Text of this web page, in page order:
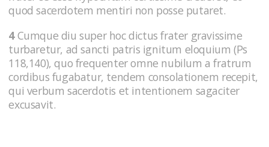
quod sacerdotem mentiri non posse putaret.
4Cumque diu super hoc dictus frater gravissime
turbaretur, ad sancti patris ignitum eloquium (Ps
118,140), quo frequenter omne nubilum a fratrum
cordibus fugabatur, tendem consolationem recepit,
qui verbum sacerdotis et intentionem sagaciter
excusavit.